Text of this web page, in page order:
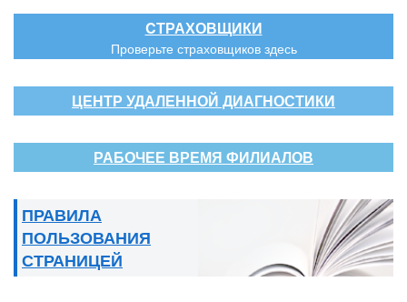
CТРАХОВЩИКИ
Проверьте страховщиков здесь
ЦЕНТР УДАЛЕННОЙ ДИАГНОСТИКИ
РАБОЧЕЕ ВРЕМЯ ФИЛИАЛОВ
ПРАВИЛА
ПОЛЬЗОВАНИЯ
СТРАНИЦЕЙ